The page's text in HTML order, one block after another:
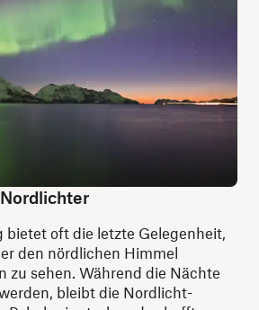
bietet oft die letzte Gelegenheit,
den nördlichen Himmel
zu sehen. Während die Nächte
bleibt die Nordlicht-